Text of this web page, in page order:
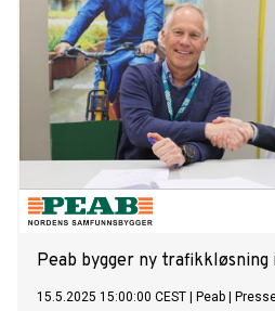
Peab bygger ny
15.5.2025 15:00:00 CEST Peab